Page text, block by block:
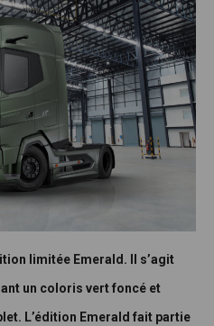
limitée Emerald. Il s’agit
un coloris vert foncé et
L’édition Emerald fait partie